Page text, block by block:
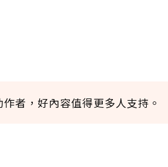
者，好內容值得更多人支持。